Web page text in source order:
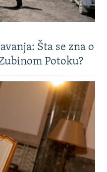
Šta se zna o
Potoku?